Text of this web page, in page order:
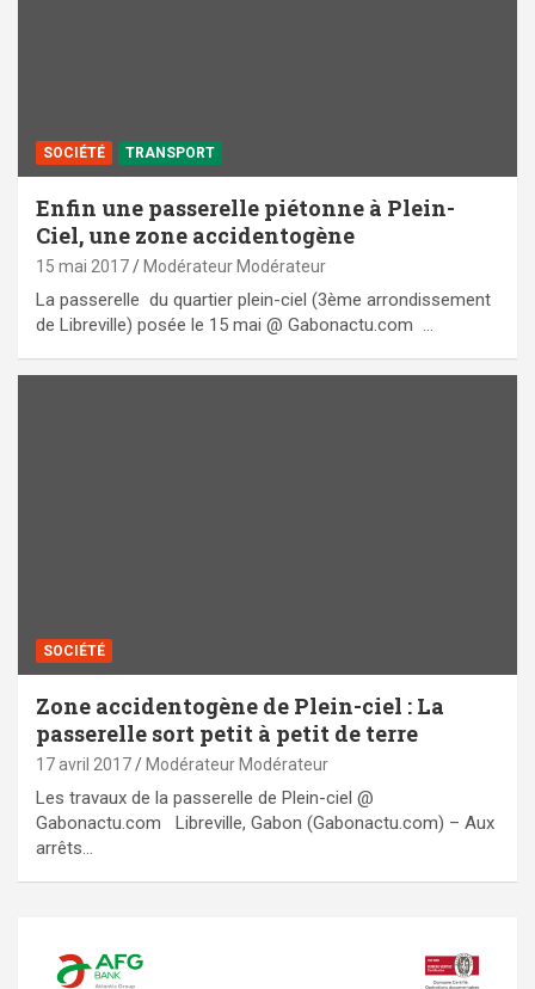
SOCIÉTÉ TRANSPORT
Enfin une passerelle piétonne à Plein-
Ciel, une zone accidentogène
15 mai 2017 Modérateur Modérateur
La passerelle du quartier plein-ciel (3ème arrondissement
de Libreville) posée le 15 mai @ Gabonactu.com …
SOCIÉTÉ
Zone accidentogène de Plein-ciel : La
passerelle sort petit à petit de terre
17 avril 2017 Modérateur Modérateur
Les travaux de la passerelle de Plein-ciel @
Gabonactu.com Libreville, Gabon (Gabonactu.com) – Aux
arrêts…